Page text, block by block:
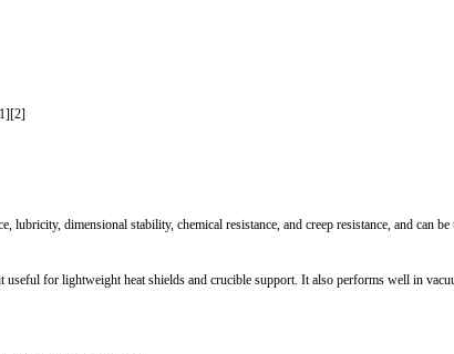
dimensional stability, chemical resistance, and creep resistance, and can
for lightweight heat shields and crucible support. It also performs well in